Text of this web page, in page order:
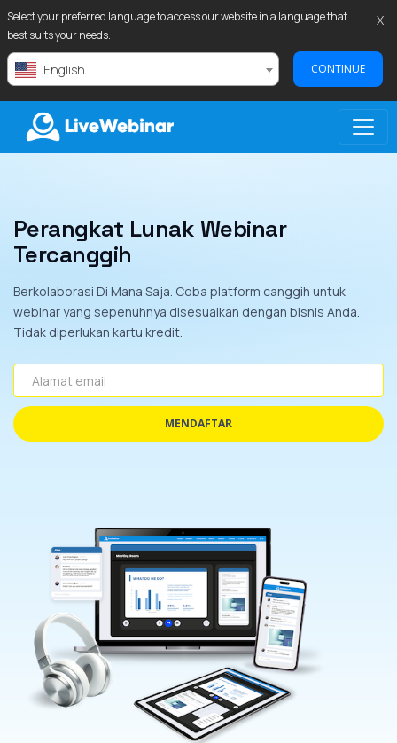
Select your preferred language to access our website in a language that
best suits your needs.
English CONTINUE
X
Perangkat Lunak Webinar
Tercanggih
Berkolaborasi Di Mana Saja. Coba platform canggih untuk
webinar yang sepenuhnya disesuaikan dengan bisnis Anda.
Tidak diperlukan kartu kredit.
Alamat email
MENDAFTAR